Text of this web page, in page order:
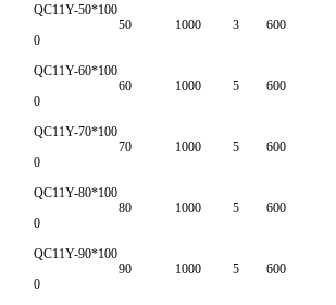
QC11Y-50*100
0
50 1000 3 600
QC11Y-60*100
0
60 1000 5 600
QC11Y-70*100
0
70 1000 5 600
QC11Y-80*100
0
80 1000 5 600
QC11Y-90*100
0
90 1000 5 600